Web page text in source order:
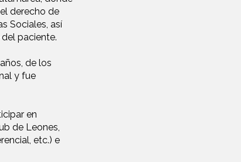
derecho de
Sociales, así
paciente.
de los
y fue
en
de Leones,
etc.) e